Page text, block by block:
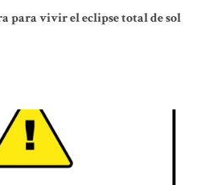
para vivir el eclipse total de sol